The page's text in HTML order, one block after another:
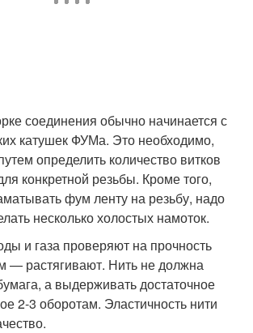
соединения обычно начинается с
катушек ФУМа. Это необходимо,
определить количество витков
конкретной резьбы. Кроме того,
фум ленту на резьбу, надо
несколько холостых намоток.
и газа проверяют на прочность
— растягивают. Нить не должна
а выдерживать достаточное
2-3 оборотам. Эластичность нити